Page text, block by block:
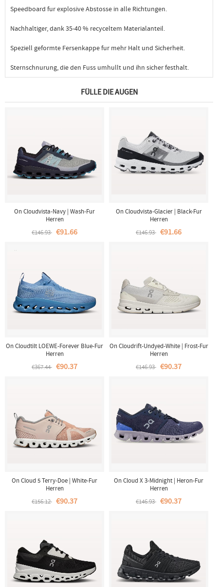
Speedboard fur explosive Abstosse in alle Richtungen.
Nachhaltiger, dank 35-40 % recyceltem Materialanteil.
Speziell geformte Fersenkappe fur mehr Halt und Sicherheit.
Sternschnurung, die den Fuss umhullt und ihn sicher festhalt.
FÜLLE DIE AUGEN
On Cloudvista-Navy | Wash-Fur
Herren
€146.93 €91.66
On Cloudvista-Glacier | Black-Fur
Herren
€146.93 €91.66
On Cloudtilt LOEWE-Forever Blue-Fur
Herren
€367.44 €90.37
On Cloudrift-Undyed-White | Frost-Fur
Herren
€146.93 €90.37
On Cloud 5 Terry-Doe | White-Fur
Herren
€156.12 €90.37
On Cloud X 3-Midnight | Heron-Fur
Herren
€146.93 €90.37